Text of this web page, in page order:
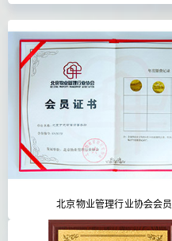
北京物业管理行业协会会员